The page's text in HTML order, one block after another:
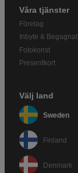
Våra tjänster
Företag
Inbyte & Begagnat
Fotokonst
Presentkort
Välj land
Sweden
Finland
Denmark